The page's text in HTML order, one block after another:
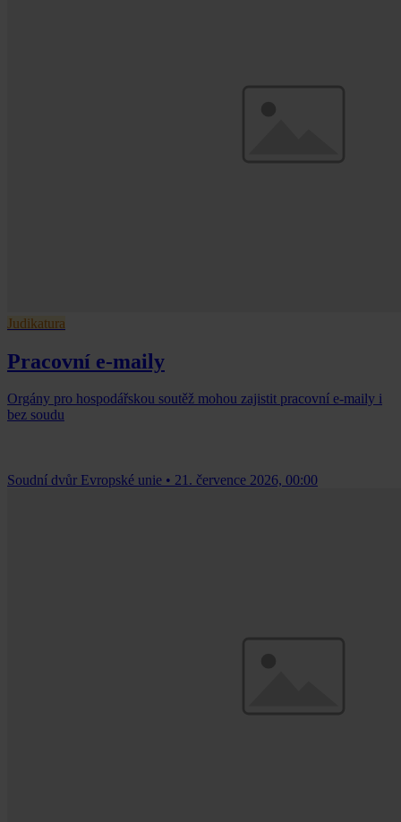
Judikatura
Pracovní e-maily
Orgány pro hospodářskou soutěž mohou zajistit pracovní e-maily i
bez soudu
Soudní dvůr Evropské unie • 21. července 2026, 00:00